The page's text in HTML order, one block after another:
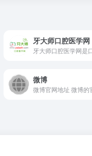
牙大师口腔医学网
微博